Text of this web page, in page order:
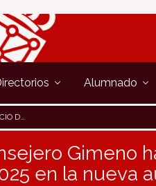
Alumnado
DE ARRÓNIZ
Gimeno
en la nueva